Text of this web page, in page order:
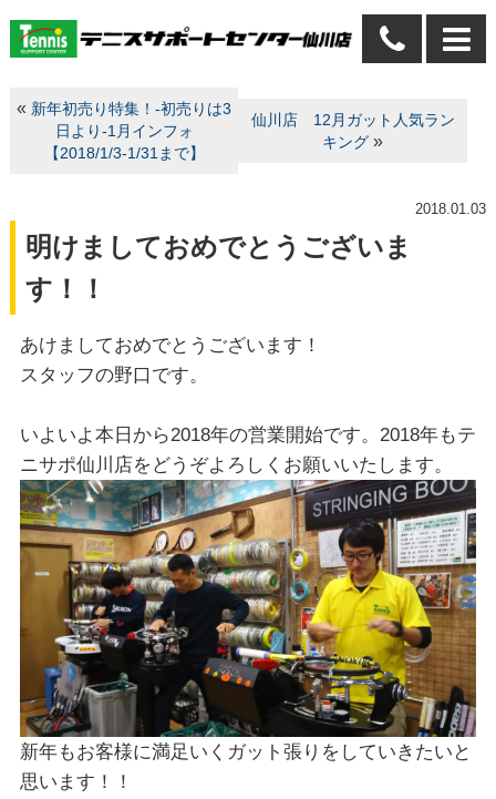
« 新年初売り特集！-初売りは3
日より-1月インフォ
【2018/1/3-1/31まで】
仙川店 12月ガット人気ラン
キング »
2018.01.03
明けましておめでとうございま
す！！
あけましておめでとうございます！
スタッフの野口です。
いよいよ本日から2018年の営業開始です。2018年もテ
ニサポ仙川店をどうぞよろしくお願いいたします。
新年もお客様に満足いくガット張りをしていきたいと
思います！！